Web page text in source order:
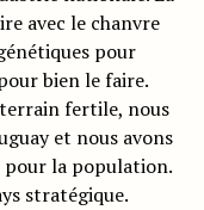
avec le chanvre
pour
bien le faire.
terrain fertile, nous
et nous avons
pour la population.
stratégique.